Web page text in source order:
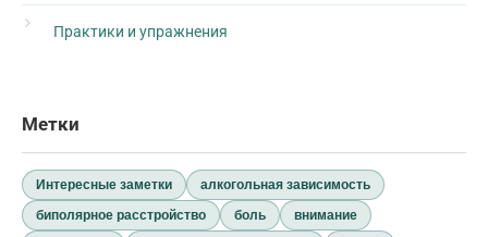
Практики и упражнения
Метки
Интересные заметки
алкогольная зависимость
биполярное расстройство
боль
внимание